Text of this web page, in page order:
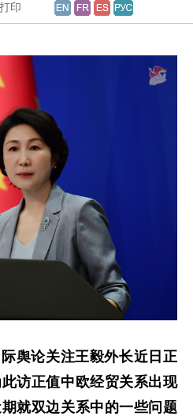
打印
舆论关注王毅外长近日正
访正值中欧经贸关系出现
就双边关系中的一些问题